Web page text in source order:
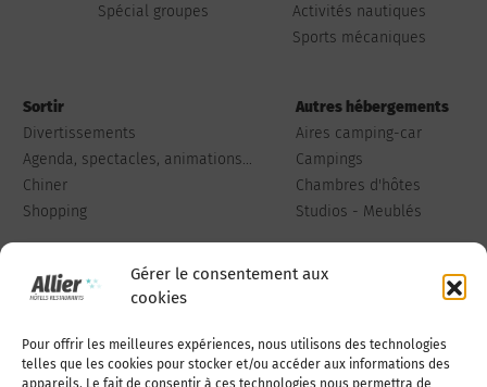
Gérer le consentement aux
cookies
Pour offrir les meilleures expériences, nous utilisons des technologies
telles que les cookies pour stocker et/ou accéder aux informations des
appareils. Le fait de consentir à ces technologies nous permettra de
Spécial groupes
Activités nautiques
Sports mécaniques
Sortir
Divertissements
Agenda, spectacles, animations...
Chiner
Shopping
Autres hébergements
Aires camping-car
Campings
Chambres d'hôtes
Studios - Meublés
Qui sommes-nous Publiez votre annonce